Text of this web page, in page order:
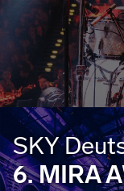
SKY
6. MIRA